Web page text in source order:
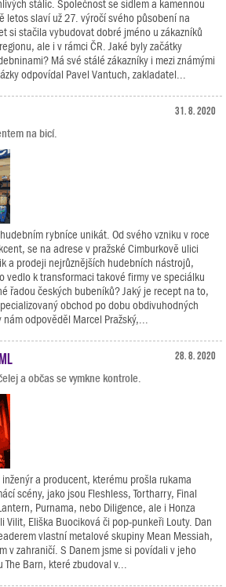
stálic. Společnost se sídlem a kamennou
letos slaví už 27. výročí svého působení na
si stačila vybudovat dobré jméno u zákazníků
ale i v rámci ČR. Jaké byly začátky
Má své stálé zákazníky i mezi známými
odpovídal Pavel Vantuch, zakladatel...
31. 8. 2020
na bicí.
rybníce unikát. Od svého vzniku v roce
se na adrese v pražské Cimburkově ulici
a prodeji nejrůznějších hudebních nástrojů,
vedlo k transformaci takové firmy ve speciálku
řadou českých bubeníků? Jaký je recept na to,
obchod po dobu obdivuhodných
odpověděl Marcel Pražský,...
28. 8. 2020
a občas se vymkne kontrole.
a producent, kterému prošla rukama
scény, jako jsou Fleshless, Tortharry, Final
Purnama, nebo Diligence, ale i Honza
Vilit, Eliška Buociková či pop-punkeři Louty. Dan
vlastní metalové skupiny Mean Messiah,
v zahraničí. S Danem jsme si povídali v jeho
Barn, které zbudoval v...